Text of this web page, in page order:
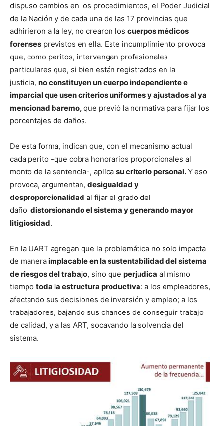
dispuso cambios en los procedimientos, el Poder Judicial
de la Nación y de cada una de las 17 provincias que
adhirieron a la ley, no crearon los cuerpos médicos
forenses previstos en ella. Este incumplimiento provoca
que, como peritos, intervengan profesionales
particulares que, si bien están registrados en la
justicia, no constituyen un cuerpo independiente e
imparcial que usen criterios uniformes y ajustados al ya
mencionad baremo, que previó la normativa para fijar los
porcentajes de daños.
De esta forma, indican que, con el mecanismo actual,
cada perito -que cobra honorarios proporcionales al
monto de la sentencia-, aplica su criterio personal.Y eso
provoca, argumentan, desigualdad y
desproporcionalidad al fijar el grado del
daño, distorsionando el sistema y generando mayor
litigiosidad.
En la UART agregan que la problemática no solo impacta
de maneraimplacable en la sustentabilidad del sistema
de riesgos del trabajo, sino que perjudica al mismo
tiempo toda la estructura productiva: a los empleadores,
afectando sus decisiones de inversión y empleo; a los
trabajadores, bajando sus chances de conseguir trabajo
de calidad, y a las ART, socavando la solvencia del
sistema.